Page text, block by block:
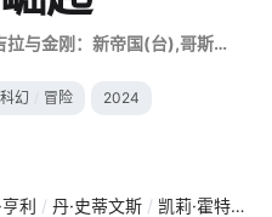
哥斯拉×金刚：新帝国(港),哥吉拉与金刚：新帝国(台),哥斯拉大战金刚2,金刚之子,Godzilla vs. Kong 2,Godzilla and Kong,Godzilla vs Kong: The New Empire,ゴジラxコング 新たなる帝国
科幻 冒险 2024
亨利 / 丹·史蒂文斯 / 凯莉·霍特尔